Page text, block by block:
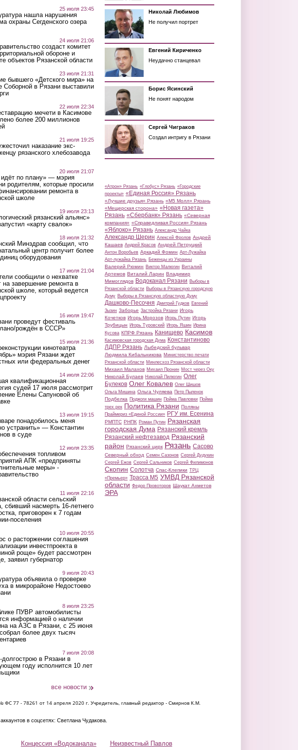
25 июля 23:45
нашла нарушения
охраны Сегденского озера
24 июля 21:06
создаст комитет
обороне и
объектов Рязанской области
23 июля 21:31
бывшего «Детского мира» на
Соборной в Рязани выставили
22 июля 22:34
мечети в Касимове
более 200 миллионов
21 июля 19:25
наказание экс-
рязанского хлебозавода
20 июля 21:07
по плану» — мэрия
родителям, которые просили
ремонта в
школе
19 июля 23:13
рязанский альянс»
«карту свалок»
18 июля 21:32
Минздрав сообщил, что
центр получит более
оборудования
17 июля 21:04
сообщили о нехватке
на завершение ремонта в
школе, который ведется
16 июля 19:47
проведут фестиваль
рождён в СССР»
15 июля 21:36
кинотеатра
мэрия Рязани ждет
или федеральных денег
14 июля 22:06
квалификационная
судей 17 июля рассмотрит
Елены Сапуновой об
13 июля 19:15
понадобилось меня
устранить» — Константин
в суде
12 июля 23:35
топливом
АПК «предприняты
меры» -
11 июля 22:16
области сельский
сбивший насмерть 16-летнего
приговорен к 7 годам
поселения
10 июля 20:55
о расторжении соглашения
инвестпроекта в
роще» будет рассмотрен
заявил губернатор
9 июля 20:43
объявила о проверке
в микрорайоне Недостоево
8 июля 23:25
ПУВР автомобилисты
информацией о наличии
на АЗС в Рязани, с 25 июня
более двух тысяч
7 июля 20:08
в Рязани в
году исполнится 10 лет
все новости
Николай Любимов
Не получил портрет
Евгений Кириченко
Неудачно станцевал
Борис Ясинский
Не понят народом
Сергей Чиграков
Создал интригу в Рязани
«Атрон» Рязань «Глобус» Рязань «Городские
проекты» «Единая Россия» Рязань
«Лучшие друзья» Рязань «М5 Молл» Рязань
«Мещерская сторона» «Новая газета»
Рязань «Сбербанк» Рязань «Северная
компания» «Справедливая Россия» Рязань
«Яблоко» Рязань Александр Чайка
Александр Шерин Алексей Фролов Андрей
Кашаев Андрей Красов Андрей Петруцкий
Антон Воробьев Аркадий Фомин Арт-Лужайка
Арт-лужайка Рязань Беженцы из Украины
Валерий Рюмин Виктор Малюгин Виталий
Артемов Виталий Ларин Владимир
Мимоглядов Водоканал Рязани Выборы в
Рязанской области Выборы в Рязанскую городскую
Думу Выборы в Рязанскую областную Думу
Дашково-Песочня Дмитрий Гудков Евгений
Зызин Заборье Застройка Рязани Игорь
Кочетков Игорь Морозов Игорь Путин Игорь
Трубицын Игорь Туровский Игорь Яшин Ирина
Кусова КПРФ Рязань Канищево Касимов
Касимовская городская Дума Константиново
ЛДПР Рязань Лыбедский бульвар
Людмила Кибальникова Министерство печати
Рязанской области Минлесхоз Рязанской области
Михаил Малахов Михаил Пронин Мост через Оку
Николай Булаев Николай Пилюгин Олег
Булеков Олег Ковалев Олег Шишов
Ольга Мишина Ольга Чуляева Петр Пыленок
Подбелка Поджоги машин Пойма Павловки Пойма
трех рек Политика Рязани Поляны
Праймериз «Единой России» РГУ им. Есенина
РМПТС РНПК Роман Путин Рязанская
городская Дума Рязанский кремль
Рязанский нефтезавод Рязанский
район Рязанский цирк Рязань Сасово
Северный обход Семен Сазонов Сергей Дудукин
Сергей Ежов Сергей Сальников Сергей Филимонов
Скопин Солотча Спас-Клепики ТРЦ
«Премьер» Трасса М5 УМВД Рязанской
области Федор Провоторов Шаукат Ахметов
ЭРА
ФС 77 - 78261 от 14 апреля 2020 г. Учредитель, главный редактор - Смирнов К.М.
в соцсетях: Светлана Чудакова.
Концессия «Водоканала» Неизвестный Павлов